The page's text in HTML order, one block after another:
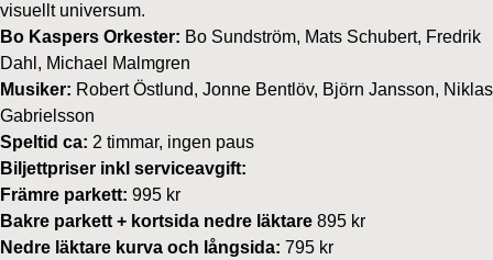
visuellt universum.
Bo Kaspers Orkester: Bo Sundström, Mats Schubert, Fredrik
Dahl, Michael Malmgren
Musiker: Robert Östlund, Jonne Bentlöv, Björn Jansson, Niklas
Gabrielsson
Speltid ca: 2 timmar, ingen paus
Biljettpriser inkl serviceavgift:
Främre parkett: 995 kr
Bakre parkett + kortsida nedre läktare 895 kr
Nedre läktare kurva och långsida: 795 kr